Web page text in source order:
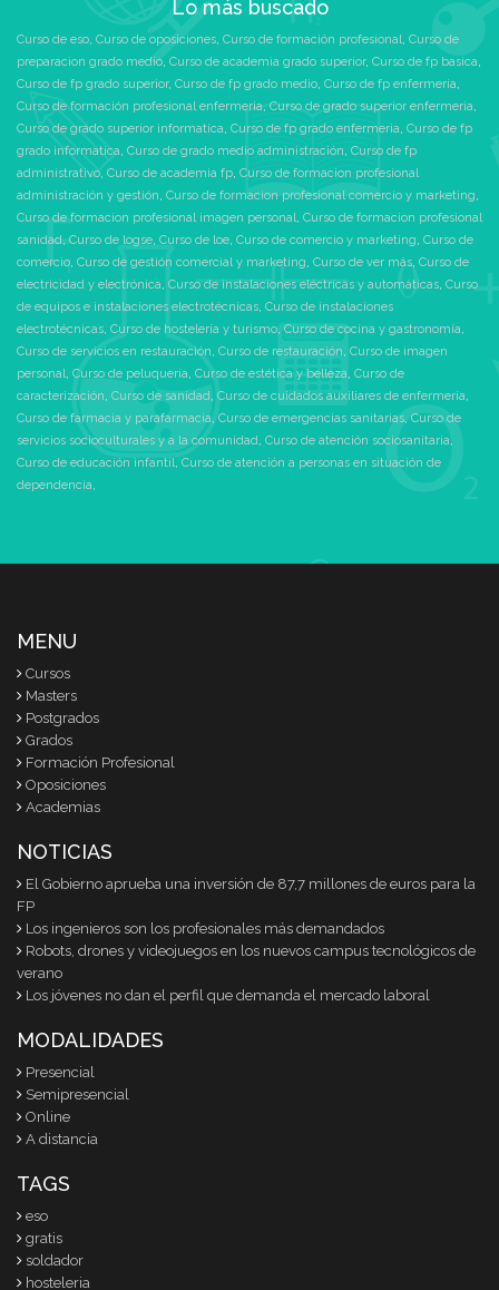
Lo más buscado
Curso de eso, Curso de oposiciones, Curso de formación profesional, Curso de
preparacion grado medio, Curso de academia grado superior, Curso de fp basica,
Curso de fp grado superior, Curso de fp grado medio, Curso de fp enfermeria,
Curso de formación profesional enfermeria,Curso de grado superior enfermeria,
Curso de grado superior informatica, Curso de fp grado enfermeria, Curso de fp
grado informatica, Curso de grado medio administración, Curso de fp
administrativo, Curso de academia fp, Curso de formacion profesional
administración y gestión, Curso de formacion profesional comercio y marketing,
Curso de formacion profesional imagen personal, Curso de formacion profesional
sanidad,Curso de logse, Curso de loe, Curso de comercio y marketing, Curso de
comercio, Curso de gestión comercial y marketing, Curso de ver más, Curso de
electricidad y electrónica, Curso de instalaciones eléctricas y automáticas, Curso
de equipos e instalaciones electrotécnicas, Curso de instalaciones
electrotécnicas, Curso de hostelería y turismo,Curso de cocina y gastronomía,
Curso de servicios en restauración, Curso de restauración, Curso de imagen
personal, Curso de peluquería, Curso de estética y belleza, Curso de
caracterización, Curso de sanidad, Curso de cuidados auxiliares de enfermería,
Curso de farmacia y parafarmacia,Curso de emergencias sanitarias,Curso de
servicios socioculturales y a la comunidad, Curso de atención sociosanitaria,
Curso de educación infantil, Curso de atención a personas en situación de
dependencia,
MENU
Cursos
Masters
Postgrados
Grados
Formación Profesional
Oposiciones
Academias
NOTICIAS
El Gobierno aprueba una inversión de 87,7 millones de euros para la
FP
Los ingenieros son los profesionales más demandados
Robots, drones y videojuegos en los nuevos campus tecnológicos de
verano
Los jóvenes no dan el perfil que demanda el mercado laboral
MODALIDADES
Presencial
Semipresencial
Online
A distancia
TAGS
eso
gratis
soldador
hosteleria